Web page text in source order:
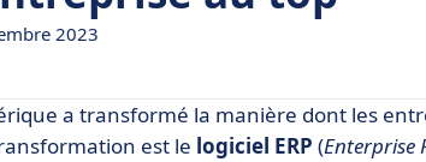
2023
ERP ?
a transformé la manière dont les
est le logiciel ERP (Enterprise